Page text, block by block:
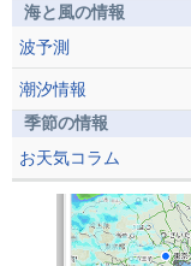
海と風の情報
波予測
潮汐情報
季節の情報
お天気コラム